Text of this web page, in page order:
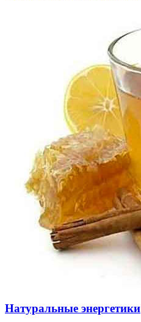
Натуральные энергетики